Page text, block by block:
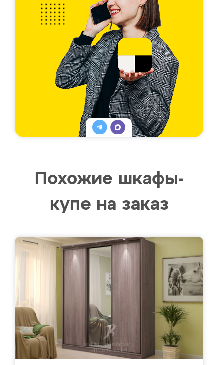
Похожие шкафы-
купе на заказ